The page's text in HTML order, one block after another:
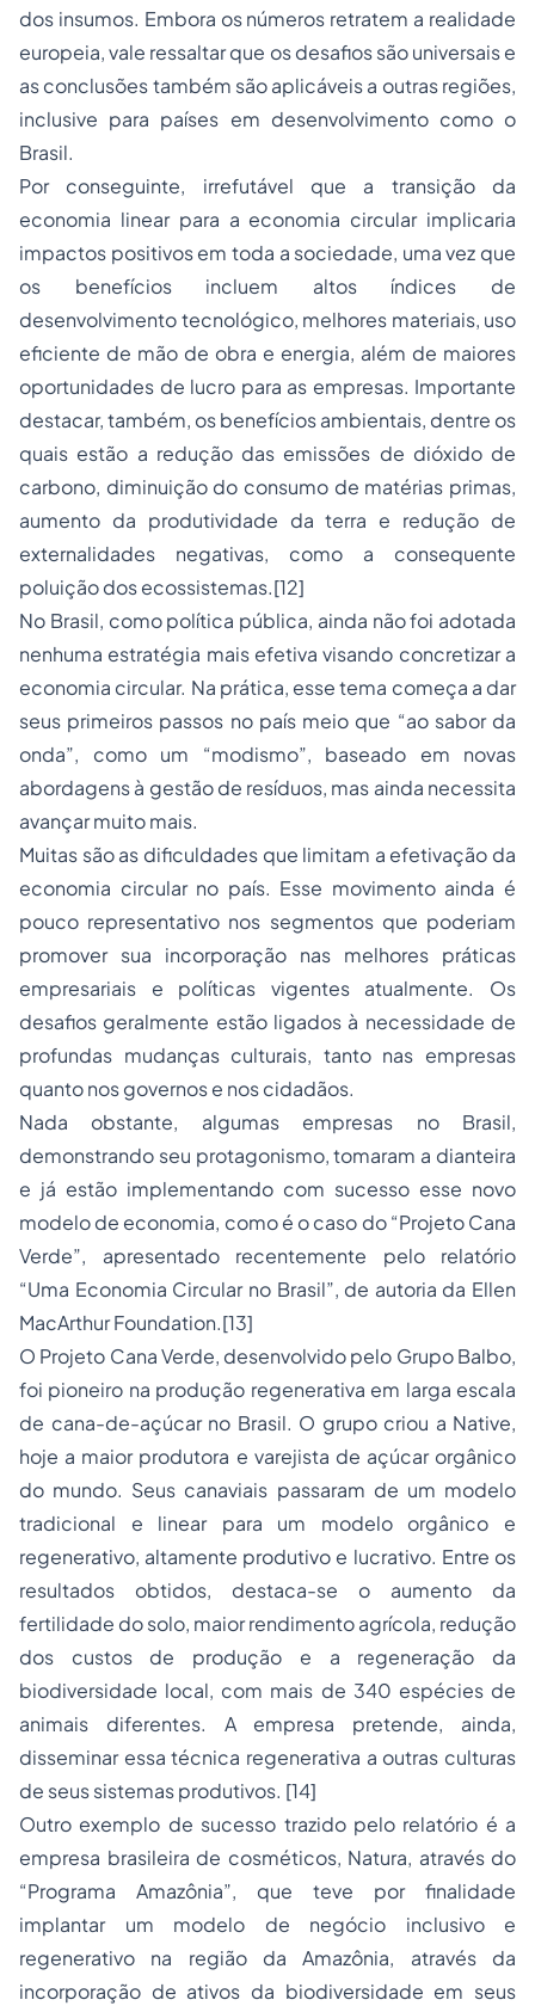
dos insumos. Embora os números retratem a realidade
europeia, vale ressaltar que os desafios são universais e
as conclusões também são aplicáveis a outras regiões,
inclusive para países em desenvolvimento como o
Brasil.
Por conseguinte, irrefutável que a transição da
economia linear para a economia circular implicaria
impactos positivos em toda a sociedade, uma vez que
os benefícios incluem altos índices de
desenvolvimento tecnológico, melhores materiais, uso
eficiente de mão de obra e energia, além de maiores
oportunidades de lucro para as empresas. Importante
destacar, também, os benefícios ambientais, dentre os
quais estão a redução das emissões de dióxido de
carbono, diminuição do consumo de matérias primas,
aumento da produtividade da terra e redução de
externalidades negativas, como a consequente
poluição dos ecossistemas.[12]
No Brasil, como política pública, ainda não foi adotada
nenhuma estratégia mais efetiva visando concretizar a
economia circular. Na prática, esse tema começa a dar
seus primeiros passos no país meio que “ao sabor da
onda”, como um “modismo”, baseado em novas
abordagens à gestão de resíduos, mas ainda necessita
avançar muito mais.
Muitas são as dificuldades que limitam a efetivação da
economia circular no país. Esse movimento ainda é
pouco representativo nos segmentos que poderiam
promover sua incorporação nas melhores práticas
empresariais e políticas vigentes atualmente. Os
desafios geralmente estão ligados à necessidade de
profundas mudanças culturais, tanto nas empresas
quanto nos governos e nos cidadãos.
Nada obstante, algumas empresas no Brasil,
demonstrando seu protagonismo, tomaram a dianteira
e já estão implementando com sucesso esse novo
modelo de economia, como é o caso do “Projeto Cana
Verde”, apresentado recentemente pelo relatório
“Uma Economia Circular no Brasil”, de autoria da Ellen
MacArthur Foundation.[13]
O Projeto Cana Verde, desenvolvido pelo Grupo Balbo,
foi pioneiro na produção regenerativa em larga escala
de cana-de-açúcar no Brasil. O grupo criou a Native,
hoje a maior produtora e varejista de açúcar orgânico
do mundo. Seus canaviais passaram de um modelo
tradicional e linear para um modelo orgânico e
regenerativo, altamente produtivo e lucrativo. Entre os
resultados obtidos, destaca-se o aumento da
fertilidade do solo, maior rendimento agrícola, redução
dos custos de produção e a regeneração da
biodiversidade local, com mais de 340 espécies de
animais diferentes. A empresa pretende, ainda,
disseminar essa técnica regenerativa a outras culturas
de seus sistemas produtivos. [14]
Outro exemplo de sucesso trazido pelo relatório é a
empresa brasileira de cosméticos, Natura, através do
“Programa Amazônia”, que teve por finalidade
implantar um modelo de negócio inclusivo e
regenerativo na região da Amazônia, através da
incorporação de ativos da biodiversidade em seus